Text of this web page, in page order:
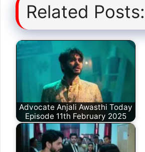
Related Posts:
Advocate Anjali Awasthi Today
Episode 11th February 2025